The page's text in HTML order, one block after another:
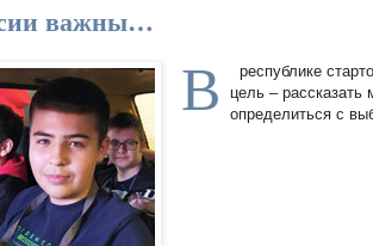
важны…
В
республике
цель –
определиться с